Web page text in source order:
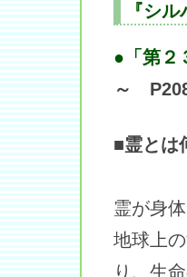
『シ
●「第２
～
■霊とは
霊が身
地球上
り、生